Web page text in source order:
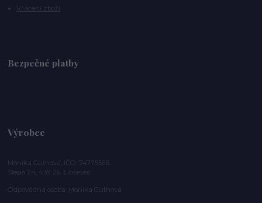
Vrácení zboží
Bezpečné platby
Výrobce
Monika Guthová, IČO: 74775596
Slepá 24, 439 26 Libčeves
Odpovědná osoba: Monika Guthová